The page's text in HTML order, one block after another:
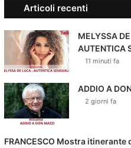
Articoli recenti
MELYSSA
AUTENTICA
11 minuti fa
ADDIO A
2 giorni fa
FRANCESCO Mostra itinerante